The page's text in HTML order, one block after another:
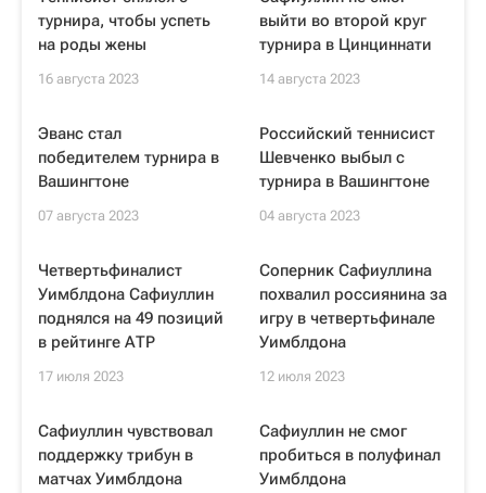
турнира, чтобы успеть
на роды жены
16 августа 2023
выйти во второй круг
турнира в Цинциннати
14 августа 2023
Эванс стал
победителем турнира в
Вашингтоне
07 августа 2023
Российский теннисист
Шевченко выбыл с
турнира в Вашингтоне
04 августа 2023
Четвертьфиналист
Уимблдона Сафиуллин
поднялся на 49 позиций
в рейтинге АТР
17 июля 2023
Соперник Сафиуллина
похвалил россиянина за
игру в четвертьфинале
Уимблдона
12 июля 2023
Сафиуллин чувствовал
поддержку трибун в
матчах Уимблдона
Сафиуллин не смог
пробиться в полуфинал
Уимблдона